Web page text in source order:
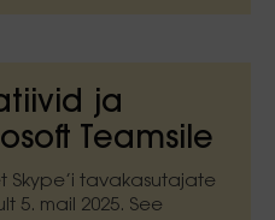
ja
Teamsile
Skype’i tavakasutajate
5. mail 2025. See